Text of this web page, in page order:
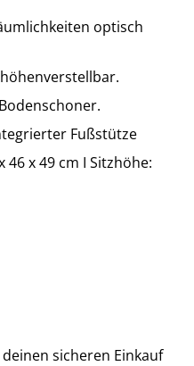
optisch
Fußstütze
46 x 49 cm I Sitzhöhe:
sicheren Einkauf